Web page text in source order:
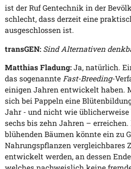
ist der Ruf Gentechnik in der
schlecht, dass derzeit eine
ausgeschlossen ist.
transGEN: Sind Alternativen
Matthias Fladung: Ja, natürlich.
das sogenannte Fast-Breeding-
einigen Jahren entwickelt haben.
sich bei Pappeln eine
Jahr - und nicht wie üblicherweise
sechs bis zehn Jahren –
blühenden Bäumen könnte ein zu
Nahrungspflanzen vergleichbares
entwickelt werden, an dessen